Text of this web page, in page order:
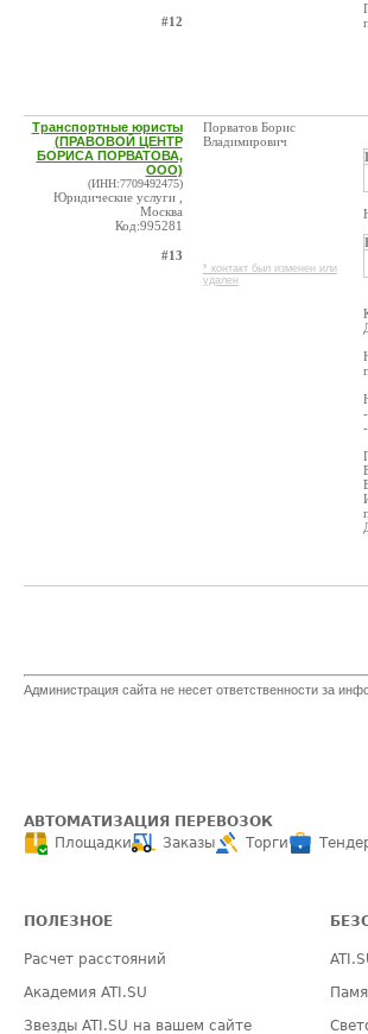
#12
Транспортные юристы
(ПРАВОВОЙ ЦЕНТР
БОРИСА ПОРВАТОВА,
ООО)
(ИНН:7709492475)
Юридические услуги ,
Москва
Код:995281
#13
Порватов Борис
Владимирович
* контакт был изменен или
удален
Администрация сайта не несет ответственности за
АВТОМАТИЗАЦИЯ ПЕРЕВОЗОК
Площадки
Заказы Торги
ПОЛЕЗНОЕ
Расчет расстояний
Академия ATI.SU
Звезды ATI.SU на вашем сайте